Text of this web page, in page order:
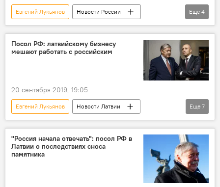
Евгений Лукьянов
Новости России
Новости мира
Новости Латвии
Латвия
посольство РФ в Латвии
Еще 4
Посол РФ: латвийскому бизнесу
мешают работать с российским
20 сентября 2019, 19:05
Евгений Лукьянов
Новости Латвии
Новости мира
Новости России
Новости Балтии
Латвия
бизнес
Олег Буров
Еще 7
"Россия начала отвечать": посол РФ в
Латвии о последствиях сноса
памятника